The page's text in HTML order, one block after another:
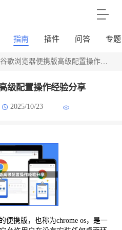
指南 插件 问答 专题
歌浏览器便携版高级配置操作经验分享
级配置操作经验分享
2025/10/23
便携版，也称为chrome os，是一